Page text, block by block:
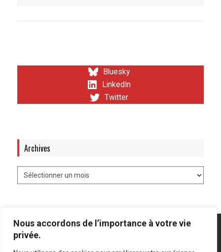
Nous accordons de l’importance à votre vie
privée.
Bluesky
LinkedIn
Twitter
Archives